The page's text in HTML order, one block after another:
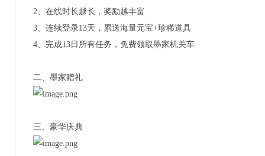
2、在线时长越长，奖励越丰富
3、连续登录13天，累送海量元宝+珍稀道具
4、完成13日所有任务，免费领取墨家机关车
二、墨家赠礼
三、豪华庆典